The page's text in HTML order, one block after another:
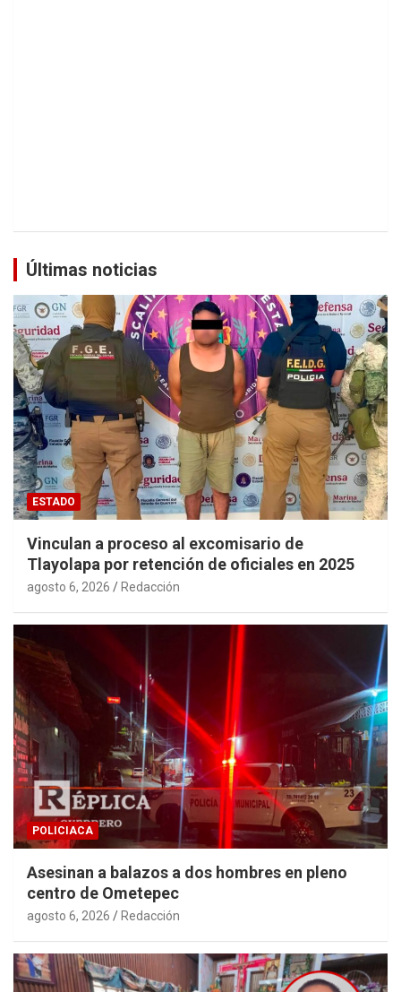
Últimas noticias
ESTADO
Vinculan a proceso al excomisario de
Tlayolapa por retención de oficiales en 2025
agosto 6, 2026 Redacción
POLICIACA
Asesinan a balazos a dos hombres en pleno
centro de Ometepec
agosto 6, 2026 Redacción